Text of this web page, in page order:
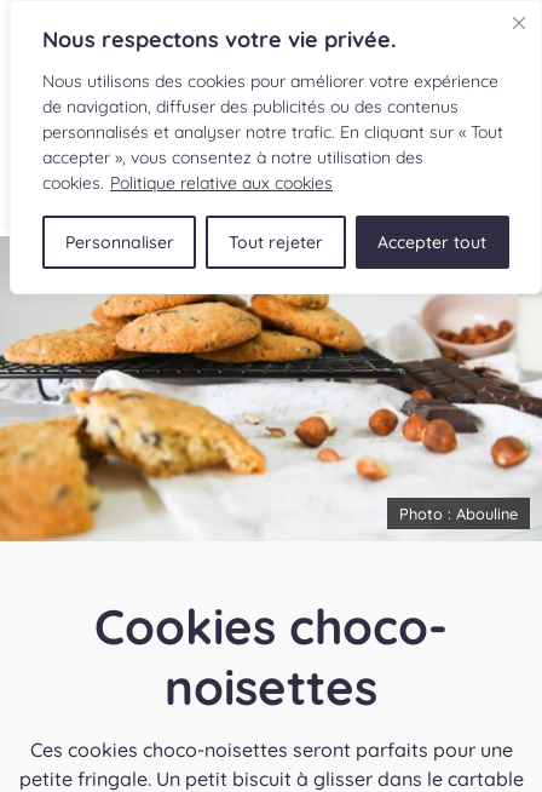
Nous respectons votre vie privée.
Nous utilisons des cookies pour améliorer votre expérience
de navigation, diffuser des publicités ou des contenus
personnalisés et analyser notre trafic. En cliquant sur « Tout
accepter », vous consentez à notre utilisation des
cookies. Politique relative aux cookies
Personnaliser Tout rejeter Accepter tout
EN
RECETTES
INGRÉDIENTS
LECTURES CULINAIRES
SOUMETTRE UNE RECETTE
Photo : Abouline
Cookies choco-
noisettes
Ces cookies choco-noisettes seront parfaits pour une
petite fringale. Un petit biscuit à glisser dans le cartable